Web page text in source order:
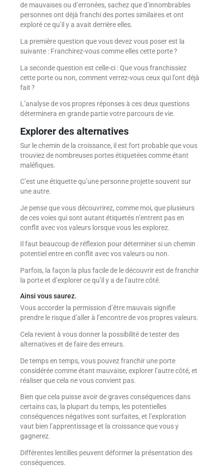
de mauvaises ou d’erronées, sachez que d’innombrables
personnes ont déjà franchi des portes similaires et ont
exploré ce qu’il y a avait derrière elles.
La première question que vous devez vous poser est la
suivante : Franchirez-vous comme elles cette porte ?
La seconde question est celle-ci : Que vous franchissiez
cette porte ou non, comment verrez-vous ceux qui l’ont déjà
fait ?
L’analyse de vos propres réponses à ces deux questions
déterminera en grande partie votre parcours de vie.
Explorer des alternatives
Sur le chemin de la croissance, il est fort probable que vous
trouviez de nombreuses portes étiquetées comme étant
maléfiques.
C’est une étiquette qu’une personne projette souvent sur
une autre.
Je pense que vous découvrirez, comme moi, que plusieurs
de ces voies qui sont autant étiquetés n’entrent pas en
conflit avec vos valeurs lorsque vous les explorez.
Il faut beaucoup de réflexion pour déterminer si un chemin
potentiel entre en conflit avec vos valeurs ou non.
Parfois, la façon la plus facile de le découvrir est de franchir
la porte et d’explorer ce qu’il y a de l’autre côté.
Ainsi vous saurez.
Vous accorder la permission d’être mauvais signifie
prendre le risque d’aller à l’encontre de vos propres valeurs.
Cela revient à vous donner la possibilité de tester des
alternatives et de faire des erreurs.
De temps en temps, vous pouvez franchir une porte
considérée comme étant mauvaise, explorer l’autre côté, et
réaliser que cela ne vous convient pas.
Bien que cela puisse avoir de graves conséquences dans
certains cas, la plupart du temps, les potentielles
conséquences négatives sont surfaites, et l’exploration
vaut bien l’apprentissage et la croissance que vous y
gagnerez.
Différentes lentilles peuvent déformer la présentation des
conséquences.